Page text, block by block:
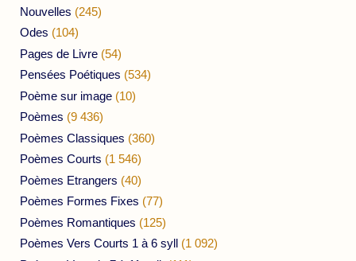
Nouvelles (245)
Odes (104)
Pages de Livre (54)
Pensées Poétiques (534)
Poème sur image (10)
Poèmes (9 436)
Poèmes Classiques (360)
Poèmes Courts (1 546)
Poèmes Etrangers (40)
Poèmes Formes Fixes (77)
Poèmes Romantiques (125)
Poèmes Vers Courts 1 à 6 syll (1 092)